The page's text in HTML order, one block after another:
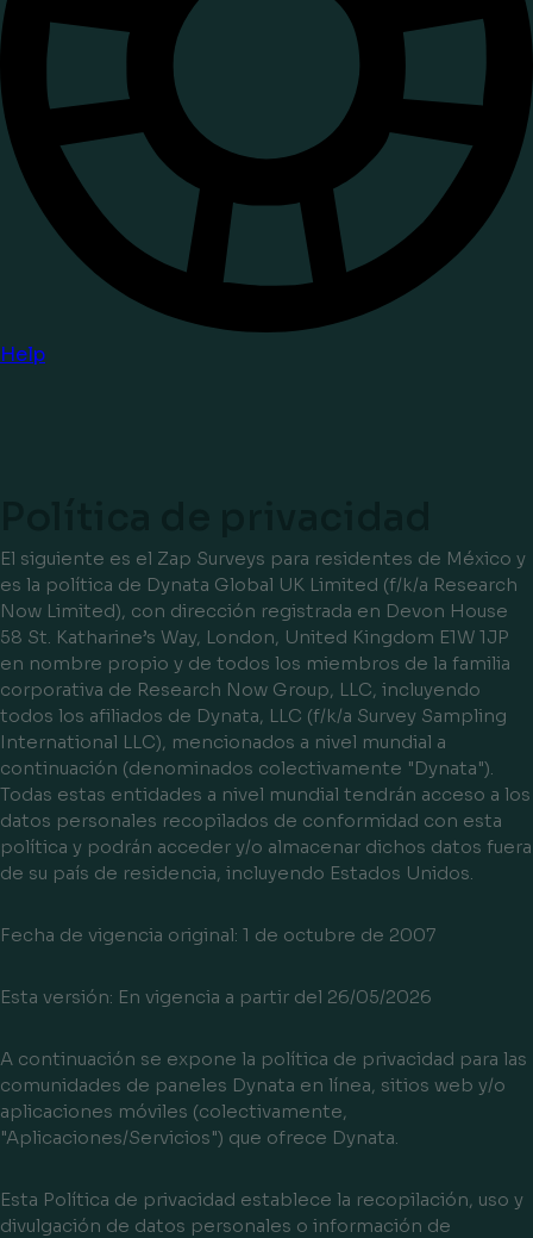
Help
El siguiente es el Zap Surveys para residentes de México y
es la política de Dynata Global UK Limited (f/k/a Research
Now Limited), con dirección registrada en Devon House
58 St. Katharine’s Way, London, United Kingdom E1W 1JP
en nombre propio y de todos los miembros de la familia
corporativa de Research Now Group, LLC, incluyendo
todos los afiliados de Dynata, LLC (f/k/a Survey Sampling
International LLC), mencionados a nivel mundial a
continuación (denominados colectivamente "Dynata").
Todas estas entidades a nivel mundial tendrán acceso a los
datos personales recopilados de conformidad con esta
política y podrán acceder y/o almacenar dichos datos fuera
de su país de residencia, incluyendo Estados Unidos.
Fecha de vigencia original: 1 de octubre de 2007
Esta versión: En vigencia a partir del 26/05/2026
A continuación se expone la política de privacidad para las
comunidades de paneles Dynata en línea, sitios web y/o
aplicaciones móviles (colectivamente,
"Aplicaciones/Servicios") que ofrece Dynata.
Esta Política de privacidad establece la recopilación, uso y
divulgación de datos personales o información de